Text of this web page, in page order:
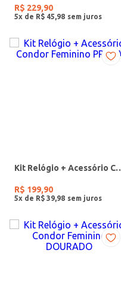
R$ 229,90
5x de R$ 45 98
Kit Relógio +
R$ 199,90
5x de R$ 39 98